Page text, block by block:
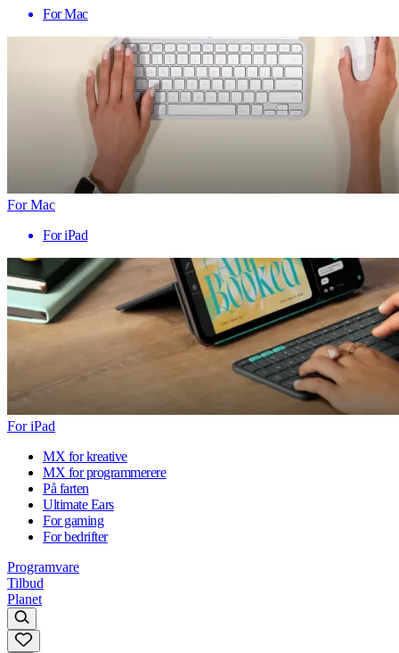
For Mac
For Mac
For iPad
For iPad
MX for kreative
MX for programmerere
På farten
Ultimate Ears
For gaming
For bedrifter
Programvare
Tilbud
Planet